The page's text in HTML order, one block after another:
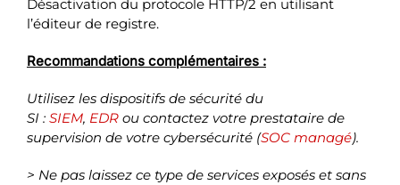
Désactivation du protocole HTTP/2 en utilisant
l’éditeur de registre.
Recommandations complémentaires :
Utilisez les dispositifs de sécurité du
SI : SIEM, EDRou contactez votre prestataire de
supervision de votre cybersécurité (SOCmanagé).
> Ne pas laissez ce type de services exposés et sans